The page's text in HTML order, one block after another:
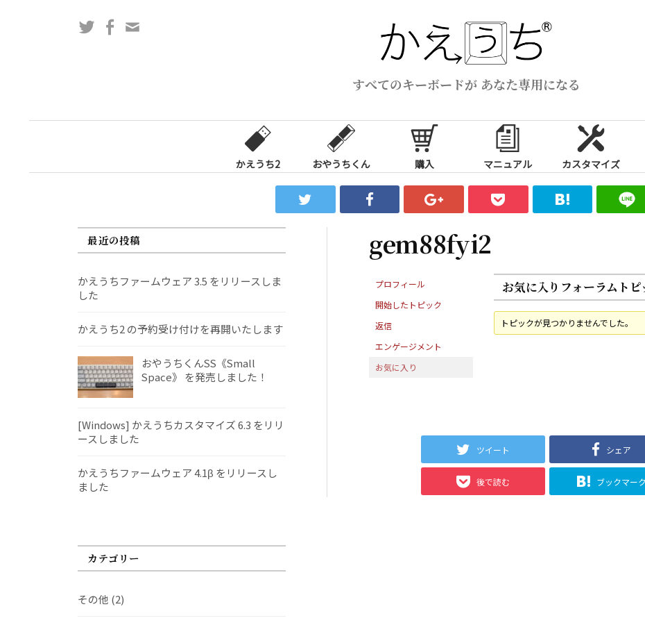
ス
すべてのキーボードが あなた専用になる
TwitterFacebook
かえうち2 おやうちくん 購入 マニュアル カスタマイズ
gem88fyi2
プロフィール
開始したトピック
返信
エンゲージメント
お気に入り
お気に入りフォーラムトピ
トピックが見つかりませんでした。
ツイート シェア
後で読む ブックマーク
最近の投稿
かえうちファームウェア 3.5 をリリースしま
した
かえうち2 の予約受け付けを再開いたします
おやうちくんSS《Small
Space》 を発売しました！
[Windows] かえうちカスタマイズ 6.3 をリリ
ースしました
かえうちファームウェア 4.1β をリリースし
ました
カテゴリー
その他 (2)